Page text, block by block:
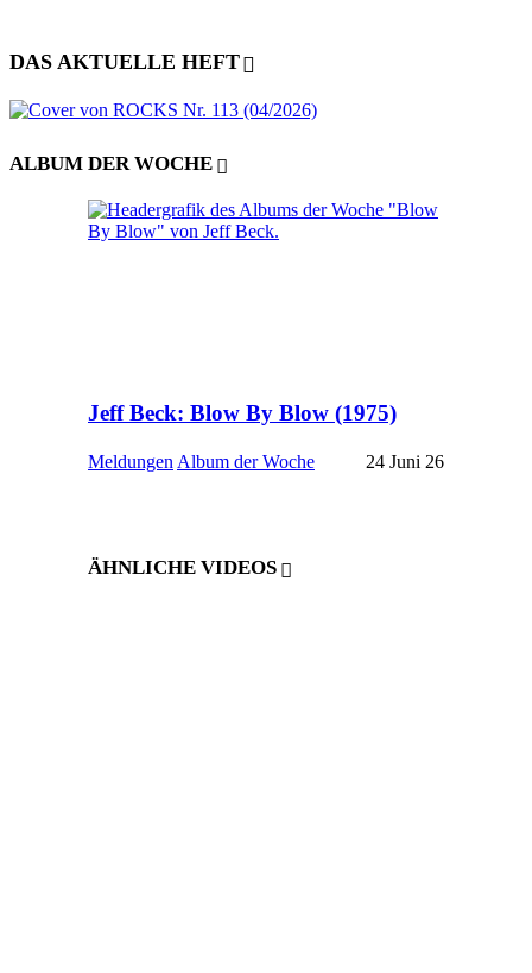
DAS AKTUELLE HEFT
ALBUM DER WOCHE
Jeff Beck: Blow By Blow (1975)
Meldungen Album der Woche 24 Juni 26
ÄHNLICHE VIDEOS